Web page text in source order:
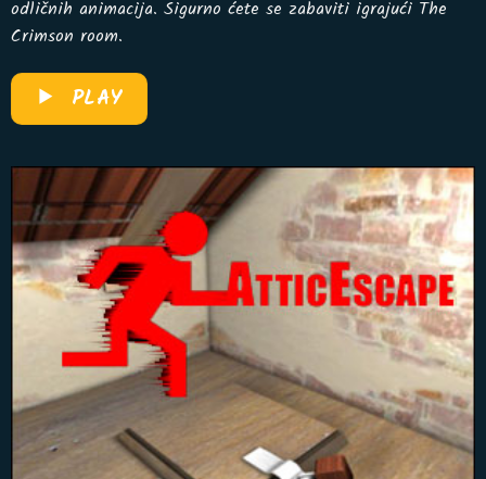
odličnih animacija. Sigurno ćete se zabaviti igrajući The
Crimson room.
PLAY